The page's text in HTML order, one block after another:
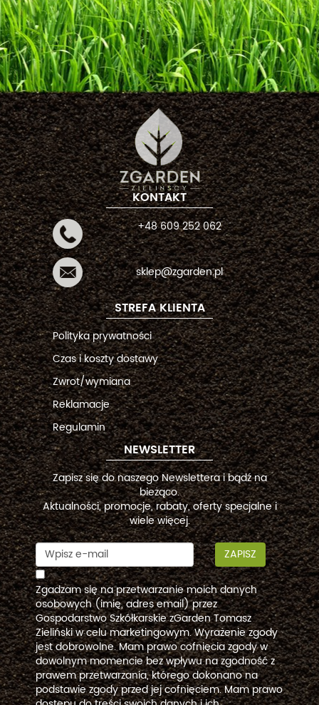
KONTAKT
+48 609 252 062
sklep@zgarden.pl
STREFA KLIENTA
Polityka prywatności
Czas i koszty dostawy
Zwrot/wymiana
Reklamacje
Regulamin
NEWSLETTER
Zapisz się do naszego Newslettera i bądź na
bieżąco.
Aktualności, promocje, rabaty, oferty specjalne i
wiele więcej.
ZAPISZ
Zgadzam się na przetwarzanie moich danych
osobowych (imię, adres email) przez
Gospodarstwo Szkółkarskie zGarden Tomasz
Zieliński w celu marketingowym. Wyrażenie zgody
jest dobrowolne. Mam prawo cofnięcia zgody w
dowolnym momencie bez wpływu na zgodność z
prawem przetwarzania, którego dokonano na
podstawie zgody przed jej cofnięciem. Mam prawo